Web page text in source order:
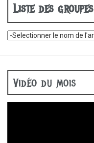
Liste des groupes
Vidéo du mois